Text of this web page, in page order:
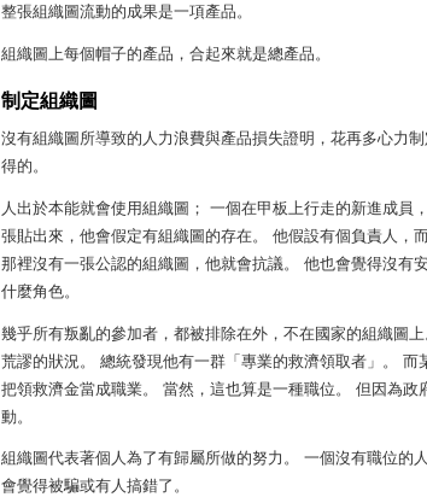
整張組織圖流動的成果是一項產品。
組織圖上每個帽子的產品，合起來就是總產品。
制定組織圖
沒有組織圖所導致的人力浪費與產品損失證明，花再多心力
得的。
人出於本能就會使用組織圖； 一個在甲板上行走的新進成員
張貼出來，他會假定有組織圖的存在。 他假設有個負責人，
那裡沒有一張公認的組織圖，他就會抗議。 他也會覺得沒有
什麼角色。
幾乎所有叛亂的參加者，都被排除在外，不在國家的組織圖
荒謬的狀況。 總統發現他有一群「專業的救濟領取者」。 而
把領救濟金當成職業。 當然，這也算是一種職位。 但因為政
動。
組織圖代表著個人為了有歸屬所做的努力。 一個沒有職位的
會覺得被騙或有人搞錯了。